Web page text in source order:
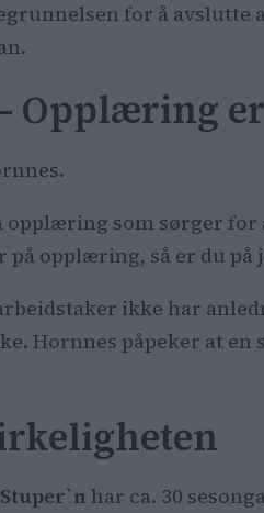
for å
Opplæring
som sørger
opplæring, så er du på
ikke har
Hornnes påpeker at
Stuper`n har ca. 30